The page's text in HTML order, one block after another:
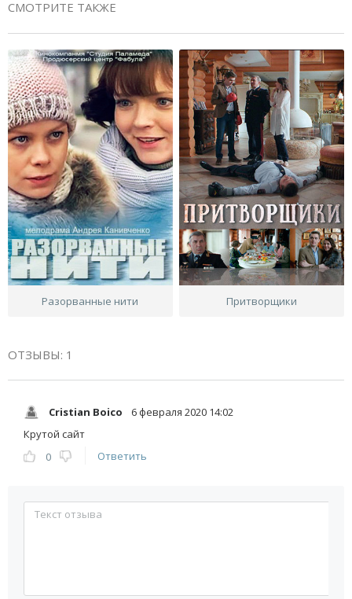
СМОТРИТЕ ТАКЖЕ
Разорванные нити Притворщики
ОТЗЫВЫ: 1
Cristian Boico
6 февраля 2020 14:02
Крутой сайт
0
Ответить